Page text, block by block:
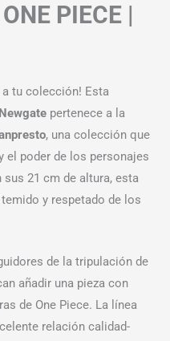
PIECE |
a tu colección! Esta
pertenece a la
, una colección que
el poder de los personajes
sus 21 cm de altura, esta
y respetado de los
de la tripulación de
añadir una pieza con
de One Piece. La línea
relación calidad-